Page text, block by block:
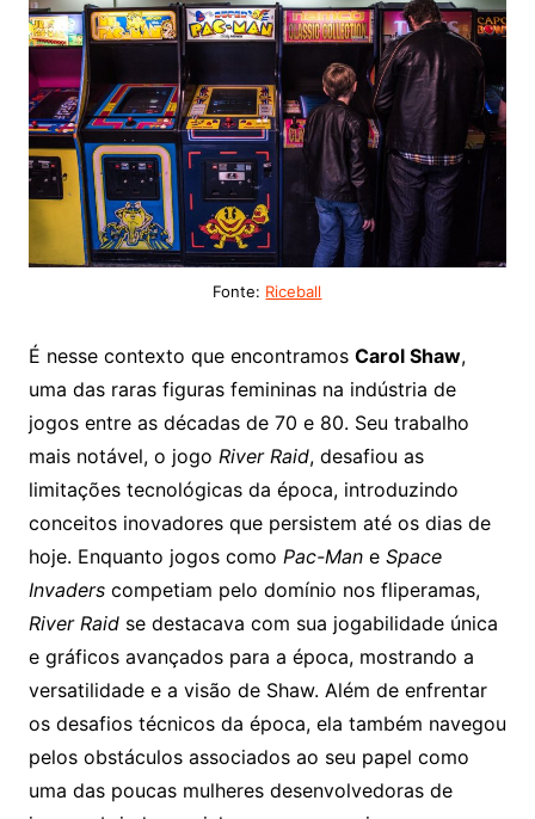
Fonte: Riceball
É nesse contexto que encontramos Carol Shaw,
uma das raras figuras femininas na indústria de
jogos entre as décadas de 70 e 80. Seu trabalho
mais notável, o jogo River Raid, desafiou as
limitações tecnológicas da época, introduzindo
conceitos inovadores que persistem até os dias de
hoje. Enquanto jogos como Pac-Mane Space
Invaderscompetiam pelo domínio nos fliperamas,
River Raidse destacava com sua jogabilidade única
e gráficos avançados para a época, mostrando a
versatilidade e a visão de Shaw. Além de enfrentar
os desafios técnicos da época, ela também navegou
pelos obstáculos associados ao seu papel como
uma das poucas mulheres desenvolvedoras de